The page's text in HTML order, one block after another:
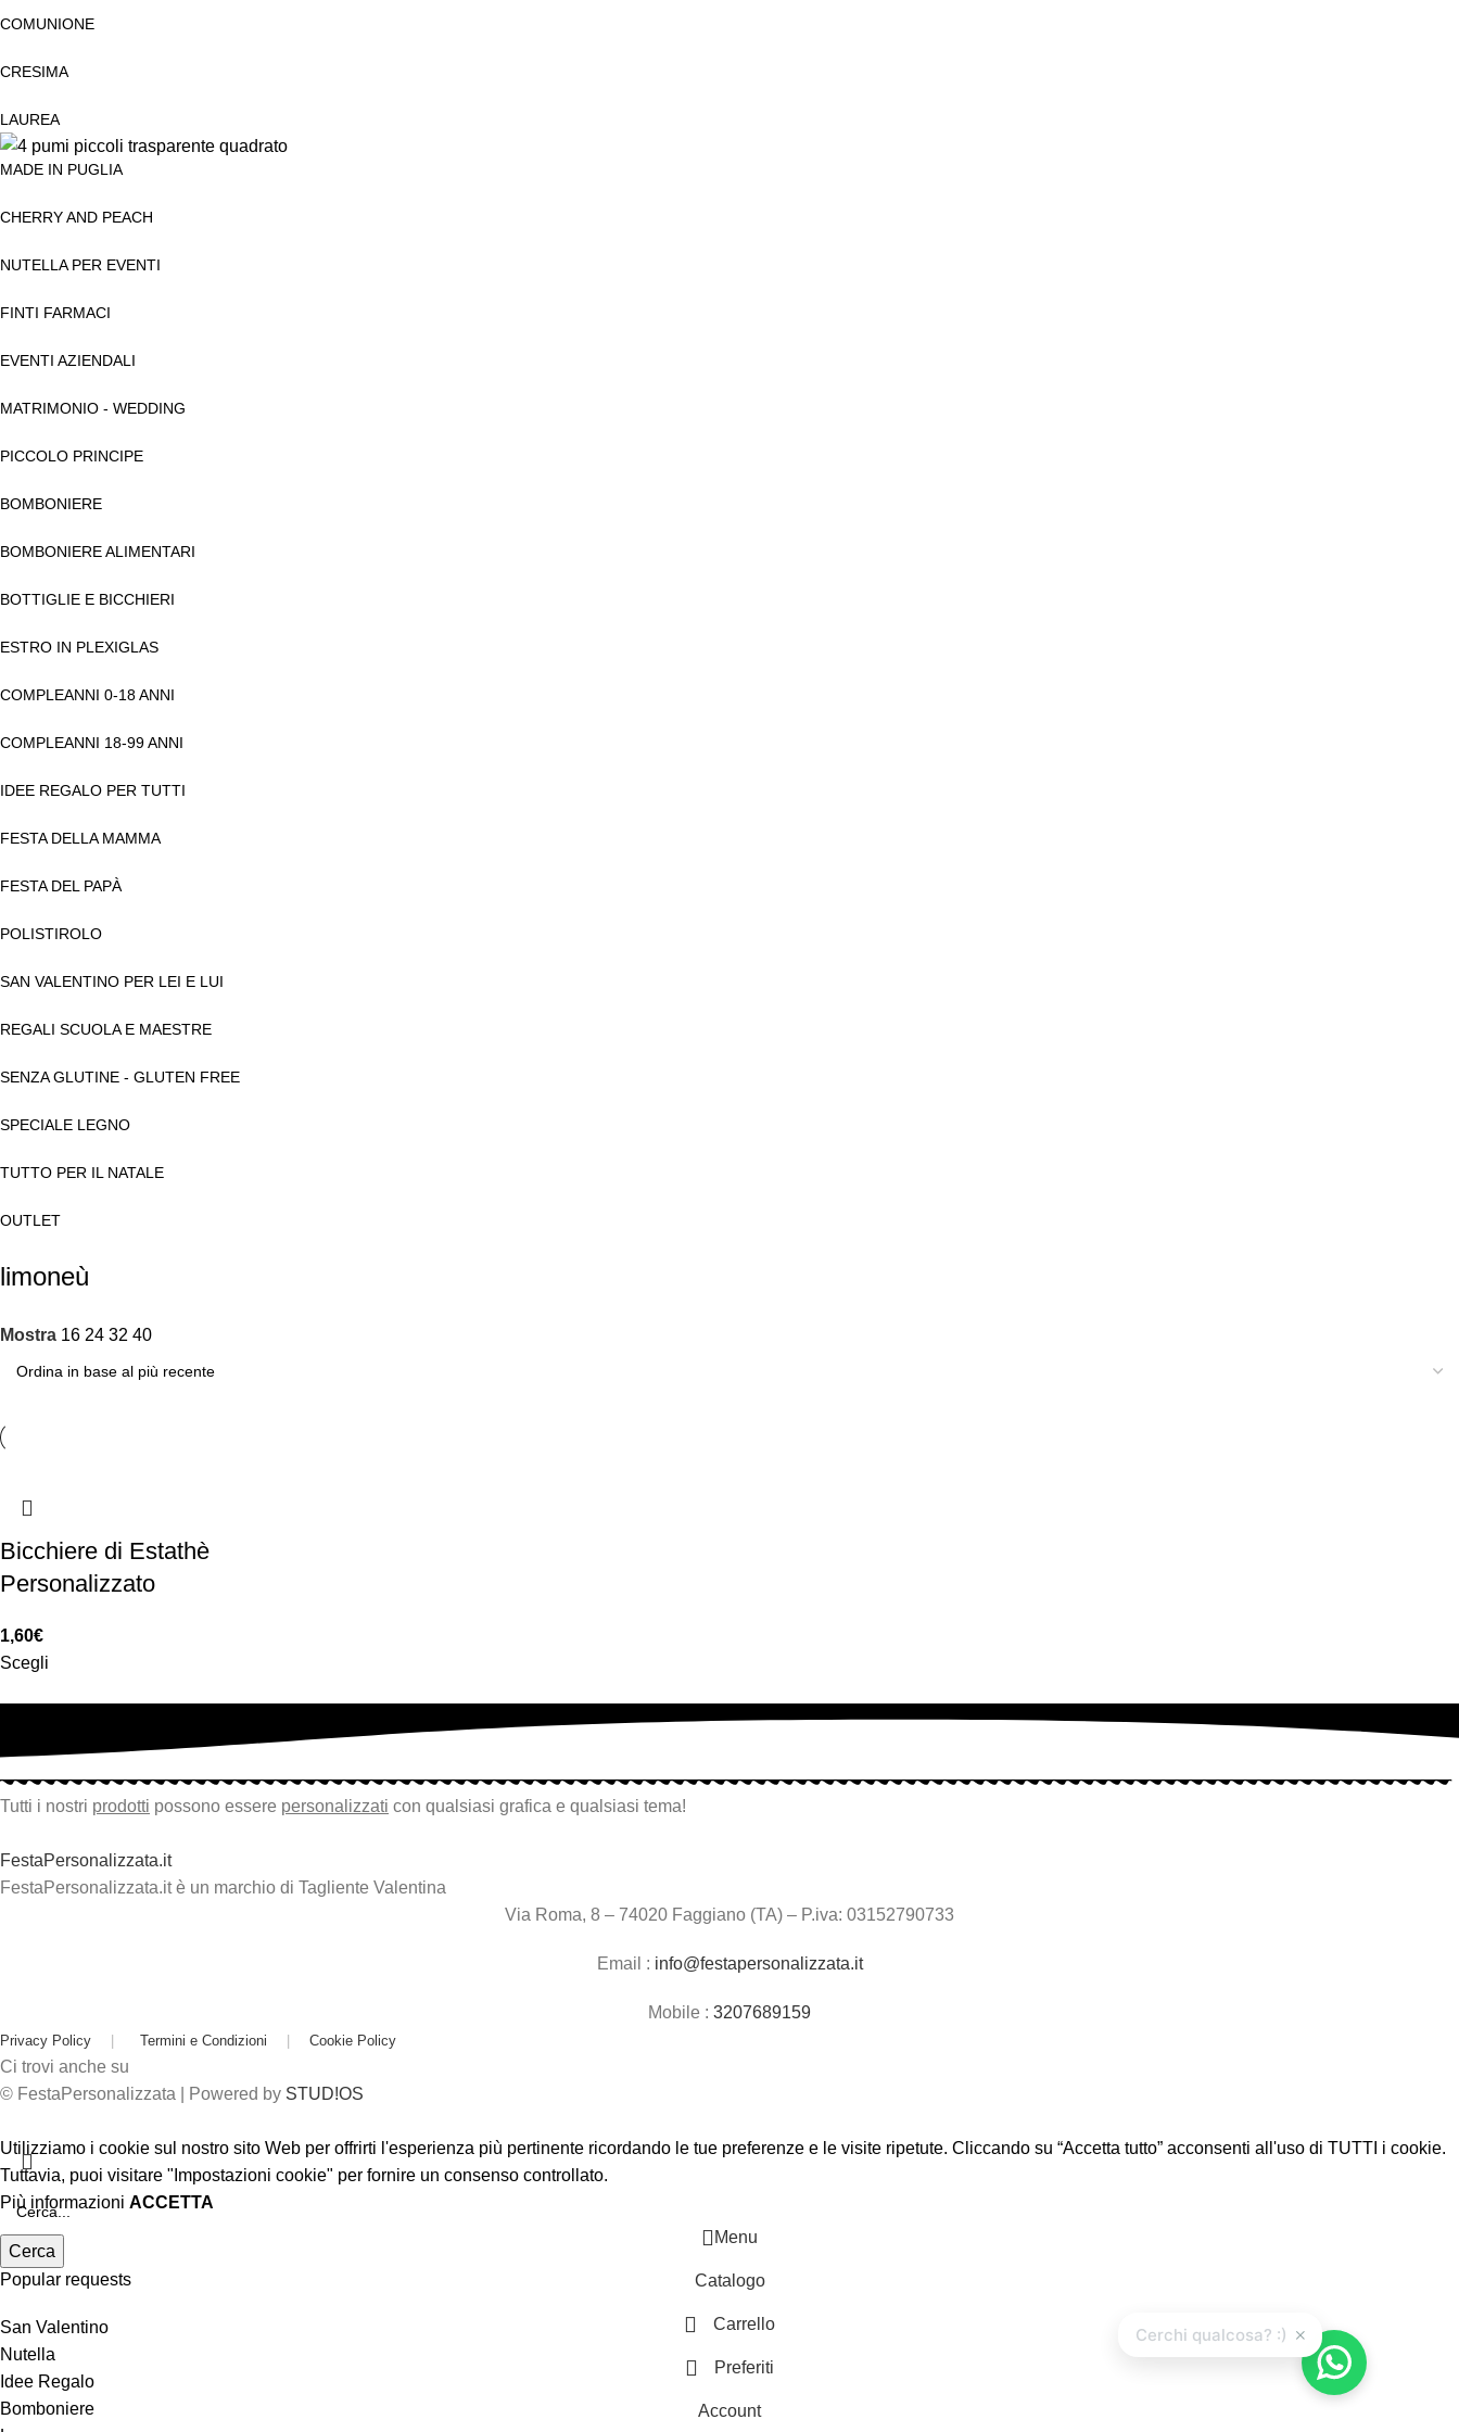
COMUNIONE
CRESIMA
LAUREA
MADE IN PUGLIA
CHERRY AND PEACH
NUTELLA PER EVENTI
FINTI FARMACI
EVENTI AZIENDALI
MATRIMONIO - WEDDING
PICCOLO PRINCIPE
BOMBONIERE
BOMBONIERE ALIMENTARI
BOTTIGLIE E BICCHIERI
ESTRO IN PLEXIGLAS
COMPLEANNI 0-18 ANNI
COMPLEANNI 18-99 ANNI
IDEE REGALO PER TUTTI
FESTA DELLA MAMMA
FESTA DEL PAPÀ
POLISTIROLO
SAN VALENTINO PER LEI E LUI
REGALI SCUOLA E MAESTRE
SENZA GLUTINE - GLUTEN FREE
SPECIALE LEGNO
TUTTO PER IL NATALE
OUTLET
limoneù
Mostra 16 24 32 40
Bicchiere di Estathè
Personalizzato
1,60€
Scegli
Tutti i nostri prodotti possono essere personalizzati con qualsiasi grafica e qualsiasi tema!
FestaPersonalizzata.it
FestaPersonalizzata.it è un marchio di Tagliente Valentina
Via Roma, 8 – 74020 Faggiano (TA) – P.iva: 03152790733
Email : info@festapersonalizzata.it
Mobile : 3207689159
Privacy Policy | Termini e Condizioni | Cookie Policy
Ci trovi anche su
© FestaPersonalizzata | Powered by STUD!OS
Cerca
Popular requests
San Valentino
Nutella
Idee Regalo
Bomboniere
Utilizziamo i cookie sul nostro sito Web per offrirti l'esperienza più pertinente ricordando le tue preferenze e le visite ripetute. Cliccando su “Accetta tutto” acconsenti all'uso di TUTTI i cookie.
Tuttavia, puoi visitare "Impostazioni cookie" per fornire un consenso controllato.
Più informazioni ACCETTA
×
Cerchi qualcosa? :)
Menu
Catalogo
Carrello
Preferiti
Account